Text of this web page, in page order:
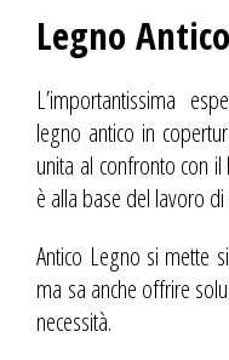
Legno
L’importantissima
legno antico in
unita al confronto con
è alla base del lavoro
Antico Legno si mette
ma sa anche offrire
necessità.